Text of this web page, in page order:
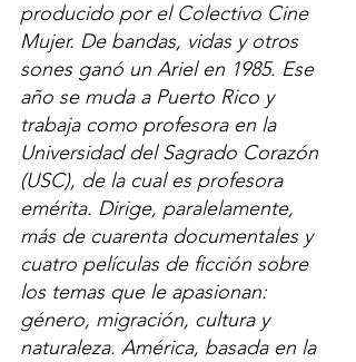
producido por el Colectivo Cine
Mujer. De bandas, vidas y otros
sones ganó un Ariel en 1985. Ese
año se muda a Puerto Rico y
trabaja como profesora en la
Universidad del Sagrado Corazón
(USC), de la cual es profesora
emérita. Dirige, paralelamente,
más de cuarenta documentales y
cuatro películas de ficción sobre
los temas que le apasionan:
género, migración, cultura y
naturaleza. América, basada en la